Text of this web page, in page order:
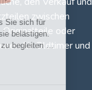
zwischen
Originalteile oder
für Oldtimer und
dass Sie sich für
wir sie belästigen.
zu begleiten …